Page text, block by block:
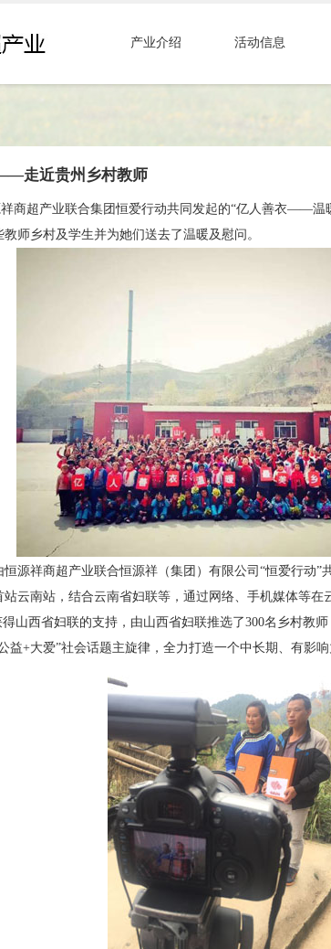
产业介绍 活动信息
走近贵州乡村教师
商超产业联合集团恒爱行动共同发起的“亿人善衣——温
师乡村及学生并为她们送去了温暖及慰问。
恒源祥商超产业联合恒源祥（集团）有限公司“恒爱行动
云南站，结合云南省妇联等，通过网络、手机媒体等在
山西省妇联的支持，由山西省妇联推选了300名乡村教
益+大爱”社会话题主旋律，全力打造一个中长期、有影响